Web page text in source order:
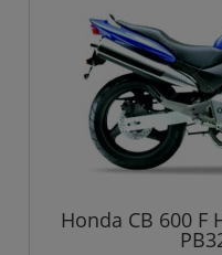
Honda CB 600 F